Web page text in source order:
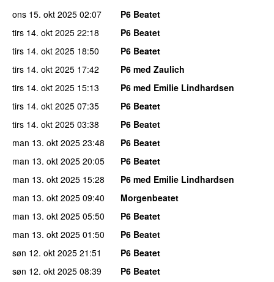
ons 15. okt 2025 02:07
P6 Beatet
tirs 14. okt 2025 22:18
P6 Beatet
tirs 14. okt 2025 18:50
P6 Beatet
tirs 14. okt 2025 17:42
P6 med Zaulich
tirs 14. okt 2025 15:13
P6 med Emilie Lindhardsen
tirs 14. okt 2025 07:35
P6 Beatet
tirs 14. okt 2025 03:38
P6 Beatet
man 13. okt 2025 23:48
P6 Beatet
man 13. okt 2025 20:05
P6 Beatet
man 13. okt 2025 15:28
P6 med Emilie Lindhardsen
man 13. okt 2025 09:40
Morgenbeatet
man 13. okt 2025 05:50
P6 Beatet
man 13. okt 2025 01:50
P6 Beatet
søn 12. okt 2025 21:51
P6 Beatet
søn 12. okt 2025 08:39
P6 Beatet